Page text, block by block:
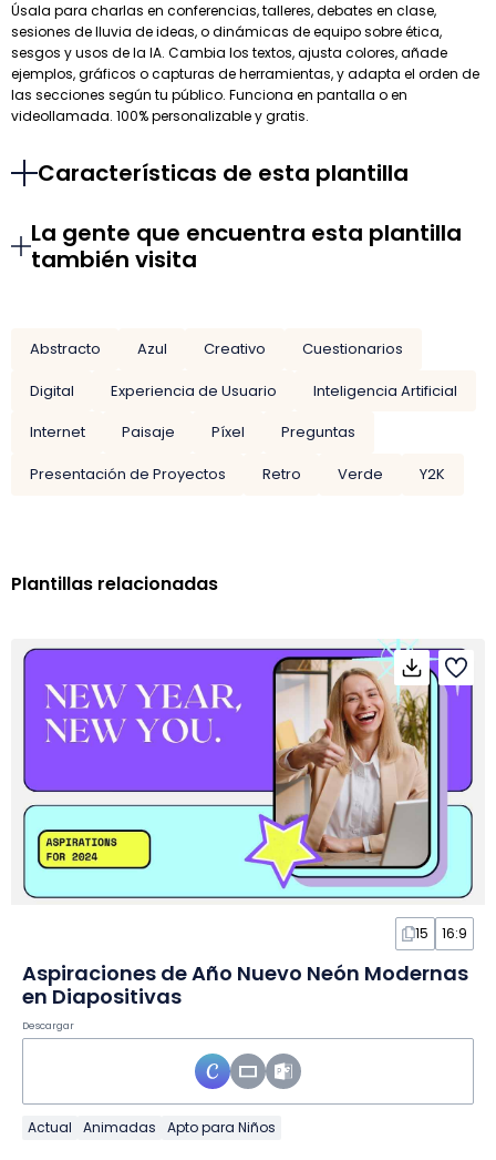
Úsala para charlas en conferencias, talleres, debates en clase,
sesiones de lluvia de ideas, o dinámicas de equipo sobre ética,
sesgos y usos de la IA. Cambia los textos, ajusta colores, añade
ejemplos, gráficos o capturas de herramientas, y adapta el orden de
las secciones según tu público. Funciona en pantalla o en
videollamada. 100% personalizable y gratis.
Características de esta plantilla
La gente que encuentra esta plantilla
también visita
Abstracto Azul Creativo
Cuestionarios
Digital
Experiencia de Usuario
Inteligencia Artificial
Internet
Paisaje Píxel
Preguntas
Presentación de Proyectos
Retro Verde Y2K
Plantillas relacionadas
15 16:9
Aspiraciones de Año Nuevo Neón Modernas
en Diapositivas
Descargar
Actual Animadas Apto para Niños